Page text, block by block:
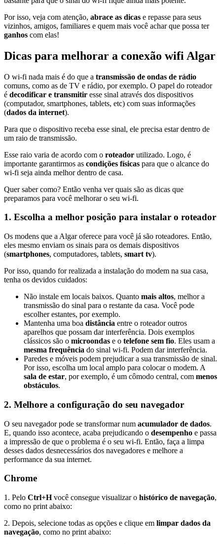
Por isso, veja com atenção, abrace as dicas e repasse para seus
vizinhos, amigos, familiares e quem mais você achar que possa ter
ganhos com elas!
Dicas para melhorar a conexão wifi Algar
O wi-fi nada mais é do que a transmissão de ondas de rádio
comuns, como as de TV e rádio, por exemplo. O papel do roteador
é decodificar e transmitir esse sinal através dos dispositivos
(computador, smartphones, tablets, etc) com suas informações
(dados da internet).
Para que o dispositivo receba esse sinal, ele precisa estar dentro de
um raio de transmissão.
Esse raio varia de acordo com o roteador utilizado. Logo, é
importante garantirmos as condições físicas para que o alcance do
wi-fi seja ainda melhor dentro de casa.
Quer saber como? Então venha ver quais são as dicas que
preparamos para você melhorar o seu wi-fi.
1. Escolha a melhor posição para instalar o roteador
Os modens que a Algar oferece para você já são roteadores. Então,
eles mesmo enviam os sinais para os demais dispositivos
(smartphones, computadores, tablets, smart tv).
Por isso, quando for realizada a instalação do modem na sua casa,
tenha os devidos cuidados:
Não instale em locais baixos. Quanto mais altos, melhor a
transmissão do sinal para o restante da casa. Você pode
escolher estantes, por exemplo.
Mantenha uma boa distância entre o roteador outros
aparelhos que possam dar interferência. Dois exemplos
clássicos são o microondas e o telefone sem fio. Eles usam a
mesma frequência do sinal wi-fi. Podem dar interferência.
Paredes e móveis podem prejudicar a sua transmissão de sinal.
Por isso, escolha um local amplo para colocar o modem. A
sala de estar, por exemplo, é um cômodo central, com menos
obstáculos.
2. Melhore a configuração do seu navegador
O seu navegador pode se transformar num acumulador de dados.
E, quando isso acontece, acaba prejudicando o desempenho e passa
a impressão de que o problema é o seu wi-fi. Então, faça a limpa
desses dados desnecessários dos navegadores e melhore a
performance da sua internet.
Chrome
1. Pelo Ctrl+Hvocê consegue visualizar o histórico de navegação,
como no print abaixo:
2. Depois, selecione todas as opções e clique em limpar dados da
navegação, como no print abaixo: